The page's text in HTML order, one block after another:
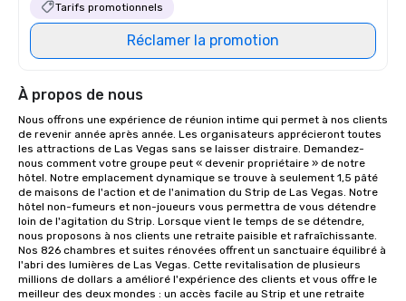
Tarifs promotionnels
Réclamer la promotion
À propos de nous
Nous offrons une expérience de réunion intime qui permet à nos clients
de revenir année après année. Les organisateurs apprécieront toutes
les attractions de Las Vegas sans se laisser distraire. Demandez-
nous comment votre groupe peut « devenir propriétaire » de notre
hôtel. Notre emplacement dynamique se trouve à seulement 1,5 pâté
de maisons de l'action et de l'animation du Strip de Las Vegas. Notre
hôtel non-fumeurs et non-joueurs vous permettra de vous détendre
loin de l'agitation du Strip. Lorsque vient le temps de se détendre,
nous proposons à nos clients une retraite paisible et rafraîchissante.
Nos 826 chambres et suites rénovées offrent un sanctuaire équilibré à
l'abri des lumières de Las Vegas. Cette revitalisation de plusieurs
millions de dollars a amélioré l'expérience des clients et vous offre le
meilleur des deux mondes : un accès facile au Strip et une retraite